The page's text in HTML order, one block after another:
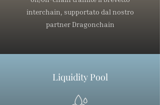
interchain, supportato dal nostro
partner Dragonchain
Liquidity Pool